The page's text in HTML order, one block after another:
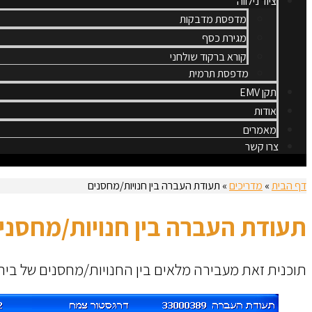
מדפסת מדבקות
מגירת כסף
קורא ברקוד שולחני
מדפסת תרמית
תקן EMV
אודות
מאמרים
צרו קשר
דף הבית» מדריכים» תעודת העברה בין חנויות/מחסנים
תעודת העברה בין חנויות/
תוכנית זאת מעבירה מלאים בין החנויות/מחסנים של